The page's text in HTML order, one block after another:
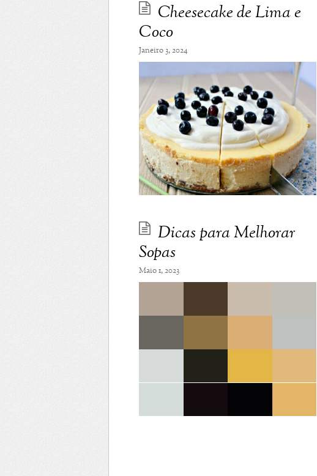
Cheesecake de Lima e
Coco
Janeiro 3, 2024
Dicas para Melhorar
Sopas
Maio 1, 2023